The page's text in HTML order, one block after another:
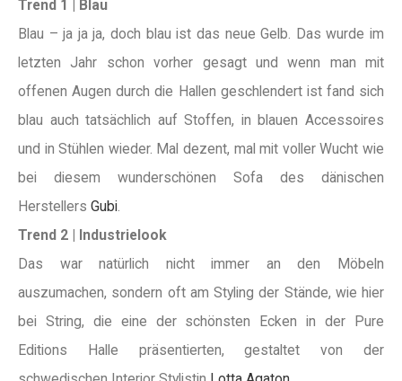
Trend 1 | Blau
Blau – ja ja ja, doch blau ist das neue Gelb. Das wurde im
letzten Jahr schon vorher gesagt und wenn man mit
offenen Augen durch die Hallen geschlendert ist fand sich
blau auch tatsächlich auf Stoffen, in blauen Accessoires
und in Stühlen wieder. Mal dezent, mal mit voller Wucht wie
bei diesem wunderschönen Sofa des dänischen
Herstellers Gubi
Trend 2 | Industrielook
Das war natürlich nicht immer an den Möbeln
auszumachen, sondern oft am Styling der Stände, wie hier
bei String, die eine der schönsten Ecken in der Pure
Editions Halle präsentierten, gestaltet von der